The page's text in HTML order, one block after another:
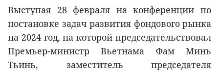
Выступая 28 февраля на конференции по
постановке задач развития фондового рынка
на 2024 год, на которой председательствовал
Премьер-министр Вьетнама Фам Минь
Тьинь, заместитель председателя